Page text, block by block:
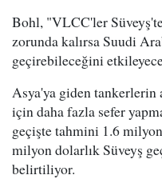
Bohl, "VLCC'ler
zorunda kalırsa Suudi
geçirebileceğini
Asya'ya giden tankerlerin
için daha fazla sefer
geçişte tahmini 1.6
milyon dolarlık Süveyş
belirtiliyor.